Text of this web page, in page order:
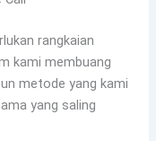
rangkaian
kami membuang
metode yang kami
yang saling